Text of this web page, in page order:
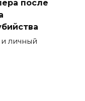
после
личный